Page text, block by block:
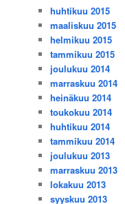
huhtikuu 2015
maaliskuu 2015
helmikuu 2015
tammikuu 2015
joulukuu 2014
marraskuu 2014
heinäkuu 2014
toukokuu 2014
huhtikuu 2014
tammikuu 2014
joulukuu 2013
marraskuu 2013
lokakuu 2013
syyskuu 2013